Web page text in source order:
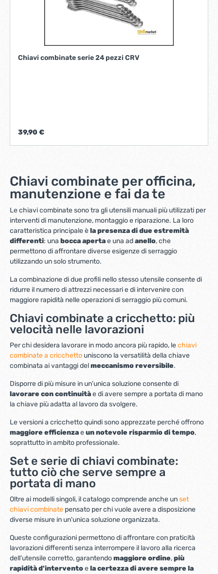
Chiavi combinate serie 24 pezzi CRV
39,90 €
Chiavi combinate per officina,
manutenzione e fai da te
Le chiavi combinate sono tra gli utensili manuali più utilizzati per
interventi di manutenzione, montaggio e riparazione. La loro
caratteristica principale èla presenza di due estremità
differenti: una bocca apertae una adanello, che
permettono di affrontare diverse esigenze di serraggio
utilizzando un solo strumento.
La combinazione di due profili nello stesso utensile consente di
ridurre il numero di attrezzi necessari e di intervenire con
maggiore rapidità nelle operazioni di serraggio più comuni.
Chiavi combinate a cricchetto: più
velocità nelle lavorazioni
Per chi desidera lavorare in modo ancora più rapido, lechiavi
combinate a cricchetto uniscono la versatilità della chiave
combinata ai vantaggi delmeccanismo reversibile.
Disporre di più misure in un'unica soluzione consente di
lavorare con continuitàe di avere sempre a portata di mano
la chiave più adatta al lavoro da svolgere.
Le versioni a cricchetto quindi sono apprezzate perché offrono
maggiore efficienzaeun notevole risparmio di tempo,
soprattutto in ambito professionale.
Set e serie di chiavi combinate:
tutto ciò che serve sempre a
portata di mano
Oltre ai modelli singoli, il catalogo comprende anche unset
chiavi combinate pensato per chi vuole avere a disposizione
diverse misure in un'unica soluzione organizzata.
Queste configurazioni permettono di affrontare con praticità
lavorazioni differenti senza interrompere il lavoro alla ricerca
dell'utensile corretto, garantendomaggiore ordine,più
rapidità d'interventoela certezza di avere sempre la